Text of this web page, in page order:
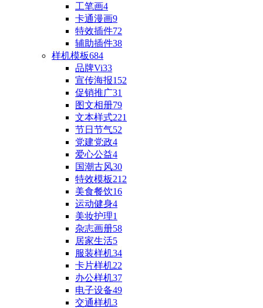
工笔画4
卡通漫画9
特效插件72
辅助插件38
样机模板684
品牌Vi33
宣传海报152
促销推广31
图文相册79
文本样式221
节日节气52
党建党政4
爱心公益4
国潮古风30
特效模板212
美食餐饮16
运动健身4
美妆护理1
杂志画册58
居家生活5
服装样机34
卡片样机22
办公样机37
电子设备49
交通样机3